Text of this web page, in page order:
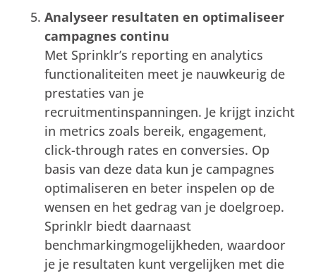
Analyseer resultaten en optimaliseer
campagnes continu
Met Sprinklr’s reporting en analytics
functionaliteiten meet je nauwkeurig de
prestaties van je
recruitmentinspanningen. Je krijgt inzicht
in metrics zoals bereik, engagement,
click-through rates en conversies. Op
basis van deze data kun je campagnes
optimaliseren en beter inspelen op de
wensen en het gedrag van je doelgroep.
Sprinklr biedt daarnaast
benchmarkingmogelijkheden, waardoor
je je resultaten kunt vergelijken met die